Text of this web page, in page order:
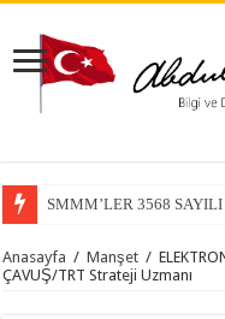
SMMM’LER 3568
Anasayfa / Manşet /
ÇAVUŞ/TRT Strateji Uzmanı